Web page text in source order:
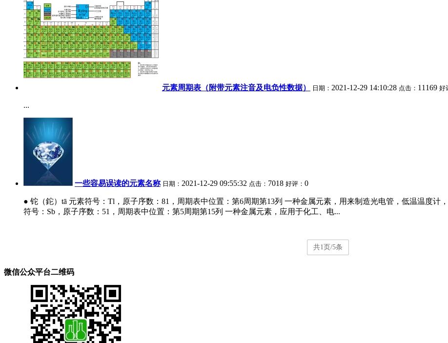
元素周期表（附带元素注音及电负性数据） 日期： 2021-12-29 14:10:28 点击： 11169 好
...
一些容易误读的元素名称 日期： 2021-12-29 09:55:32 点击： 7018 好评： 0
● 铊（鉈）tā 元素符号：Tl，原子序数：81，周期表中位置：第6周期第13列 一种金属元素，用来制造光电管，低温温度
符号：Sb，原子序数：51，周期表中位置：第5周期第15列 一种金属元素，应用于化工、电...
共1页/5条
微信公众平台二维码